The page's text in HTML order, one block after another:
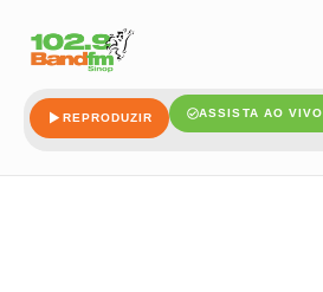
REPRODUZIR ASSISTA AO VIVO